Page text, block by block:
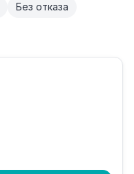
Без отказа